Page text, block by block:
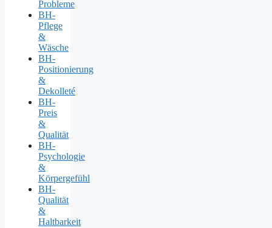
Probleme
BH-
Pflege
&
Wäsche
BH-
Positionierung
&
Dekolleté
BH-
Preis
&
Qualität
BH-
Psychologie
&
Körpergefühl
BH-
Qualität
&
Haltbarkeit